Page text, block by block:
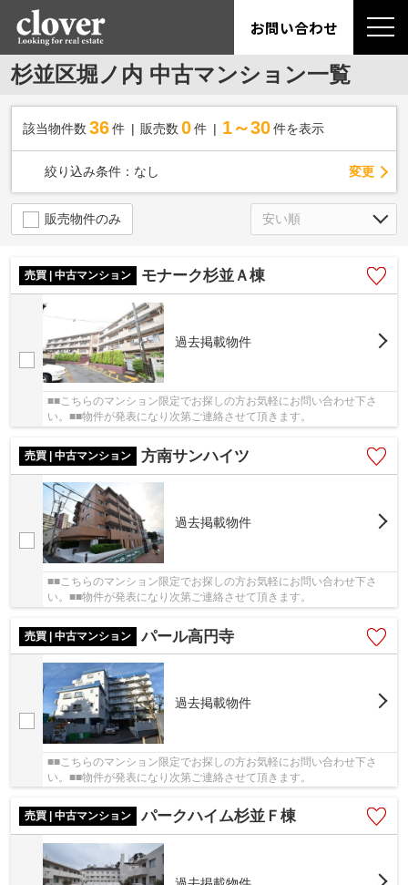
お問い合わせ
杉並区堀ノ内 中古マンション一覧
該当物件数 36件 販売数 0 件 1～30 件を表示
絞り込み条件： なし 変更
販売物件のみ
売買 | 中古マンション モナーク杉並Ａ棟
過去掲載物件
■■こちらのマンション限定でお探しの方お気軽にお問い合わせ下さ
い。■■物件が発表になり次第ご連絡させて頂きます。
売買 | 中古マンション 方南サンハイツ
過去掲載物件
■■こちらのマンション限定でお探しの方お気軽にお問い合わせ下さ
い。■■物件が発表になり次第ご連絡させて頂きます。
売買 | 中古マンション パール高円寺
過去掲載物件
■■こちらのマンション限定でお探しの方お気軽にお問い合わせ下さ
い。■■物件が発表になり次第ご連絡させて頂きます。
売買 | 中古マンション パークハイム杉並Ｆ棟